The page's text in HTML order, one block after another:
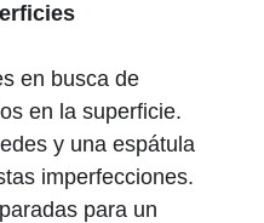
en busca de
en la superficie.
y una espátula
imperfecciones.
para un